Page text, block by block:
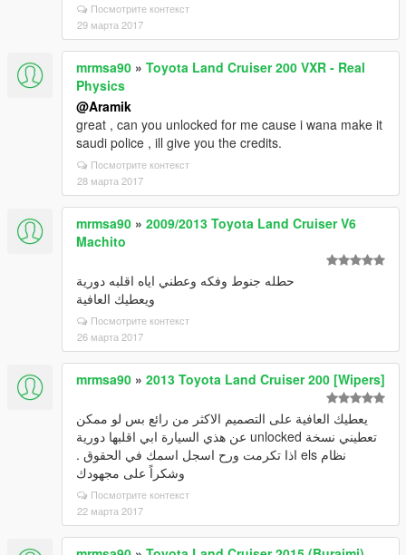
Посмотрите контекст
29 марта 2017
mrmsa90 » Toyota Land Cruiser 200 VXR - Real
Physics
@Aramik
great , can you unlocked for me cause i wana make it
saudi police , ill give you the credits.
Посмотрите контекст
28 марта 2017
mrmsa90 » 2009/2013 Toyota Land Cruiser V6
Machito
حطله جنوط وفكه وعطني اياه اقلبه دورية
ويعطيك العافية
Посмотрите контекст
26 марта 2017
mrmsa90 » 2013 Toyota Land Cruiser 200 [Wipers]
يعطيك العافية على التصميم الاكثر من رائع بس لو ممكن
تعطيني نسخة unlocked عن هذي السيارة ابي اقلبها دورية
نظام els اذا تكرمت ورح اسجل اسمك في الحقوق .
وشكراً على مجهودك
Посмотрите контекст
22 марта 2017